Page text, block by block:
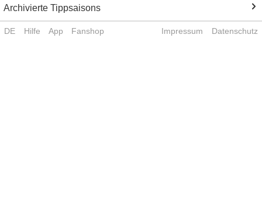
Archivierte Tippsaisons
DE Hilfe App Fanshop Impressum Datenschutz